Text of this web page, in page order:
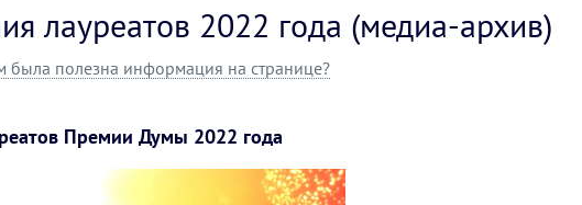
лауреатов 2022 года (медиа-архив)
была полезна информация на странице?
Премии Думы 2022 года